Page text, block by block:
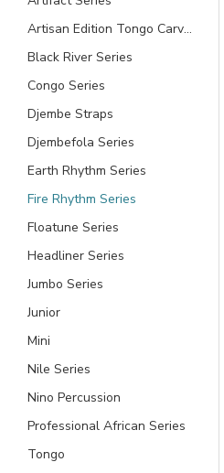
Artisan Edition Tongo Carved
Black River Series
Congo Series
Djembe Straps
Djembefola Series
Earth Rhythm Series
Fire Rhythm Series
Floatune Series
Headliner Series
Jumbo Series
Junior
Mini
Nile Series
Nino Percussion
Professional African Series
Tongo